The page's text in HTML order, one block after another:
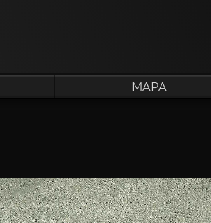
MAPA